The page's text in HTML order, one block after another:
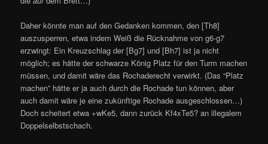
Daher könnte man auf den Gedanken kommen, den [Th8]
auszusperren, etwa indem Weiß die Rücknahme von g6-g7
erzwingt: Ein Kreuzschlag der [Bg7] und [Bh7] ist ja nicht
möglich; es hätte der schwarze König Platz für den Turm machen
müssen, und damit wäre das Rochaderecht verwirkt. (Das “Platz
machen” hätte er ja auch durch die Rochade tun können, aber
auch damit wäre je eine zukünftige Rochade ausgeschlossen…)
Doch scheitert etwa +wKe5, dann zurück Kf4xTe5? an illegalem
Doppelselbstschach.